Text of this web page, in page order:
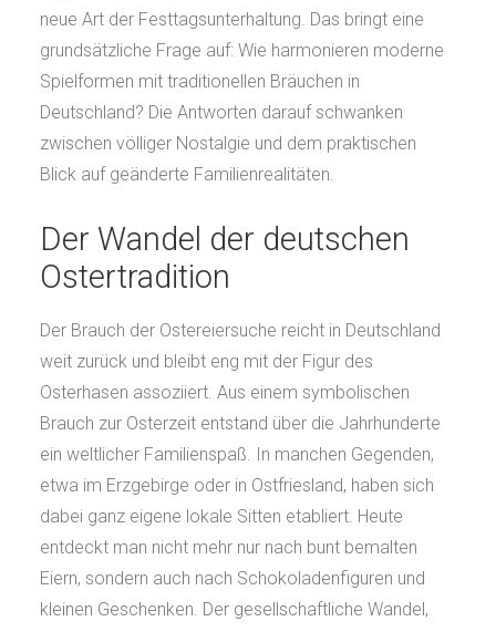
neue Art der Festtagsunterhaltung. Das bringt eine
grundsätzliche Frage auf: Wie harmonieren moderne
Spielformen mit traditionellen Bräuchen in
Deutschland? Die Antworten darauf schwanken
zwischen völliger Nostalgie und dem praktischen
Blick auf geänderte Familienrealitäten.
Der Wandel der deutschen
Ostertradition
Der Brauch der Ostereiersuche reicht in Deutschland
weit zurück und bleibt eng mit der Figur des
Osterhasen assoziiert. Aus einem symbolischen
Brauch zur Osterzeit entstand über die Jahrhunderte
ein weltlicher Familienspaß. In manchen Gegenden,
etwa im Erzgebirge oder in Ostfriesland, haben sich
dabei ganz eigene lokale Sitten etabliert. Heute
entdeckt man nicht mehr nur nach bunt bemalten
Eiern, sondern auch nach Schokoladenfiguren und
kleinen Geschenken. Der gesellschaftliche Wandel,